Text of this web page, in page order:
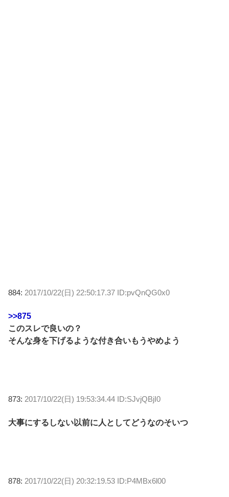
884: 2017/10/22(日) 22:50:17.37 ID:pvQnQG0x0
>>875
このスレで良いの？
そんな身を下げるような付き合いもうやめよう
873: 2017/10/22(日) 19:53:34.44 ID:SJvjQBjI0
大事にするしない以前に人としてどうなのそいつ
878: 2017/10/22(日) 20:32:19.53 ID:P4MBx6l00